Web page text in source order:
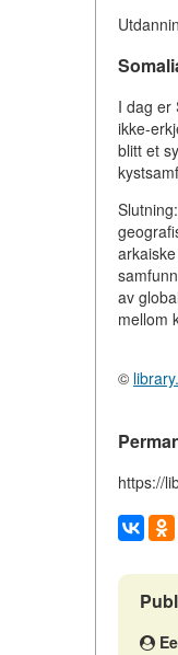
I dag er
ikke-
blitt et
av
mellom
©
https://